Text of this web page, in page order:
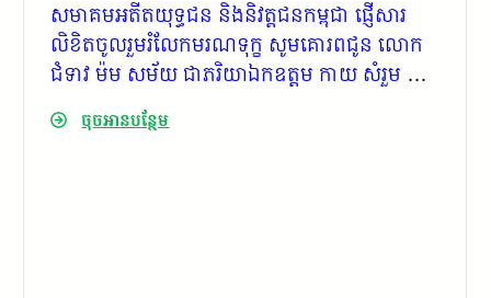
សមាគមអតីតយុទ្ធជន និងនិវត្តជនកម្ពុជា ផ្ញើសារ
លិខិតចូលរួមរំលែកមរណទុក្ខ សូមគោរពជូន លោក
ជំទាវ ម៉ម សម័យ ជាភរិយាឯកឧត្តម កាយ សំរួម ជាទី
ប្រឹក្សារាជរដ្ឋាភិបាលកម្ពុជា
ចុចអានបន្ថែម